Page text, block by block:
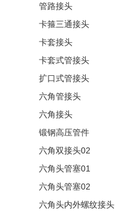
管路接头
卡箍三通接头
卡套接头
卡套式管接头
扩口式管接头
六角管接头
六角接头
锻钢高压管件
六角双接头02
六角头管塞01
六角头管塞02
六角头内外螺纹接头